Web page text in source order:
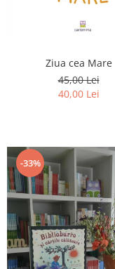
Ziua cea Mare
45,00 Lei
40,00 Lei
-33%